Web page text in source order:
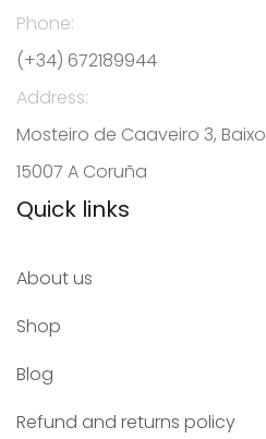
Phone:
(+34) 672189944
Address:
Mosteiro de Caaveiro 3, Baixo
15007 A Coruña
Quick links
About us
Shop
Blog
Refund and returns policy